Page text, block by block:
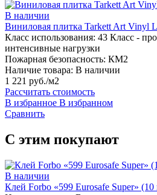
В наличии
Виниловая плитка Tarkett Art Vinyl
Класс использования: 43 Класс -
интенсивные нагрузки
Пожарная безопасность: КМ2
Наличие товара: В наличии
1 221 руб./м2
Рассчитать стоимость
В избранное В избранном
Сравнить
С этим покупают
В наличии
Клей Forbo «599 Eurosafe Super» (10